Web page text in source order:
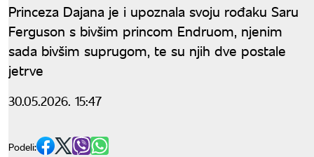
Princeza Dajana je i upoznala svoju rođaku Saru
Ferguson s bivšim princom Endruom, njenim
sada bivšim suprugom, te su njih dve postale
jetrve
30.05.2026. 15:47
Podeli: